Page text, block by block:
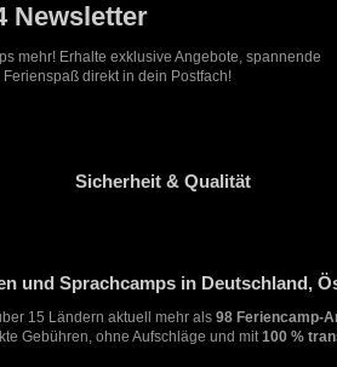
Newsletter
mehr! Erhalte exklusive Angebote, spannende
direkt in dein Postfach!
Sicherheit & Qualität
und Sprachcamps in Deutschland,
15 Ländern aktuell mehr als 98 Feriencamp-
Gebühren, ohne Aufschläge und mit100 %